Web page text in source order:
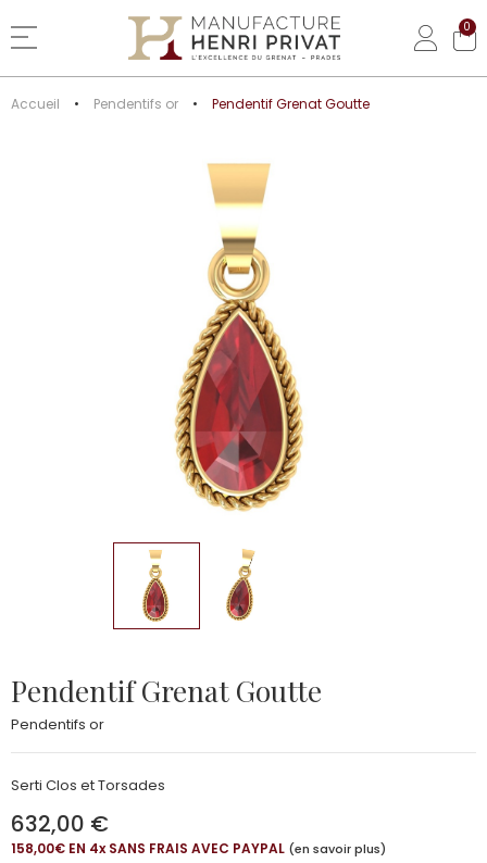
Basculer la navigation
0
Accueil Pendentifs or Pendentif Grenat Goutte
Pendentif Grenat Goutte
Pendentifs or
Serti Clos et Torsades
632,00 €
158,00€ EN 4xSANS FRAIS AVEC PAYPAL (en savoir plus)